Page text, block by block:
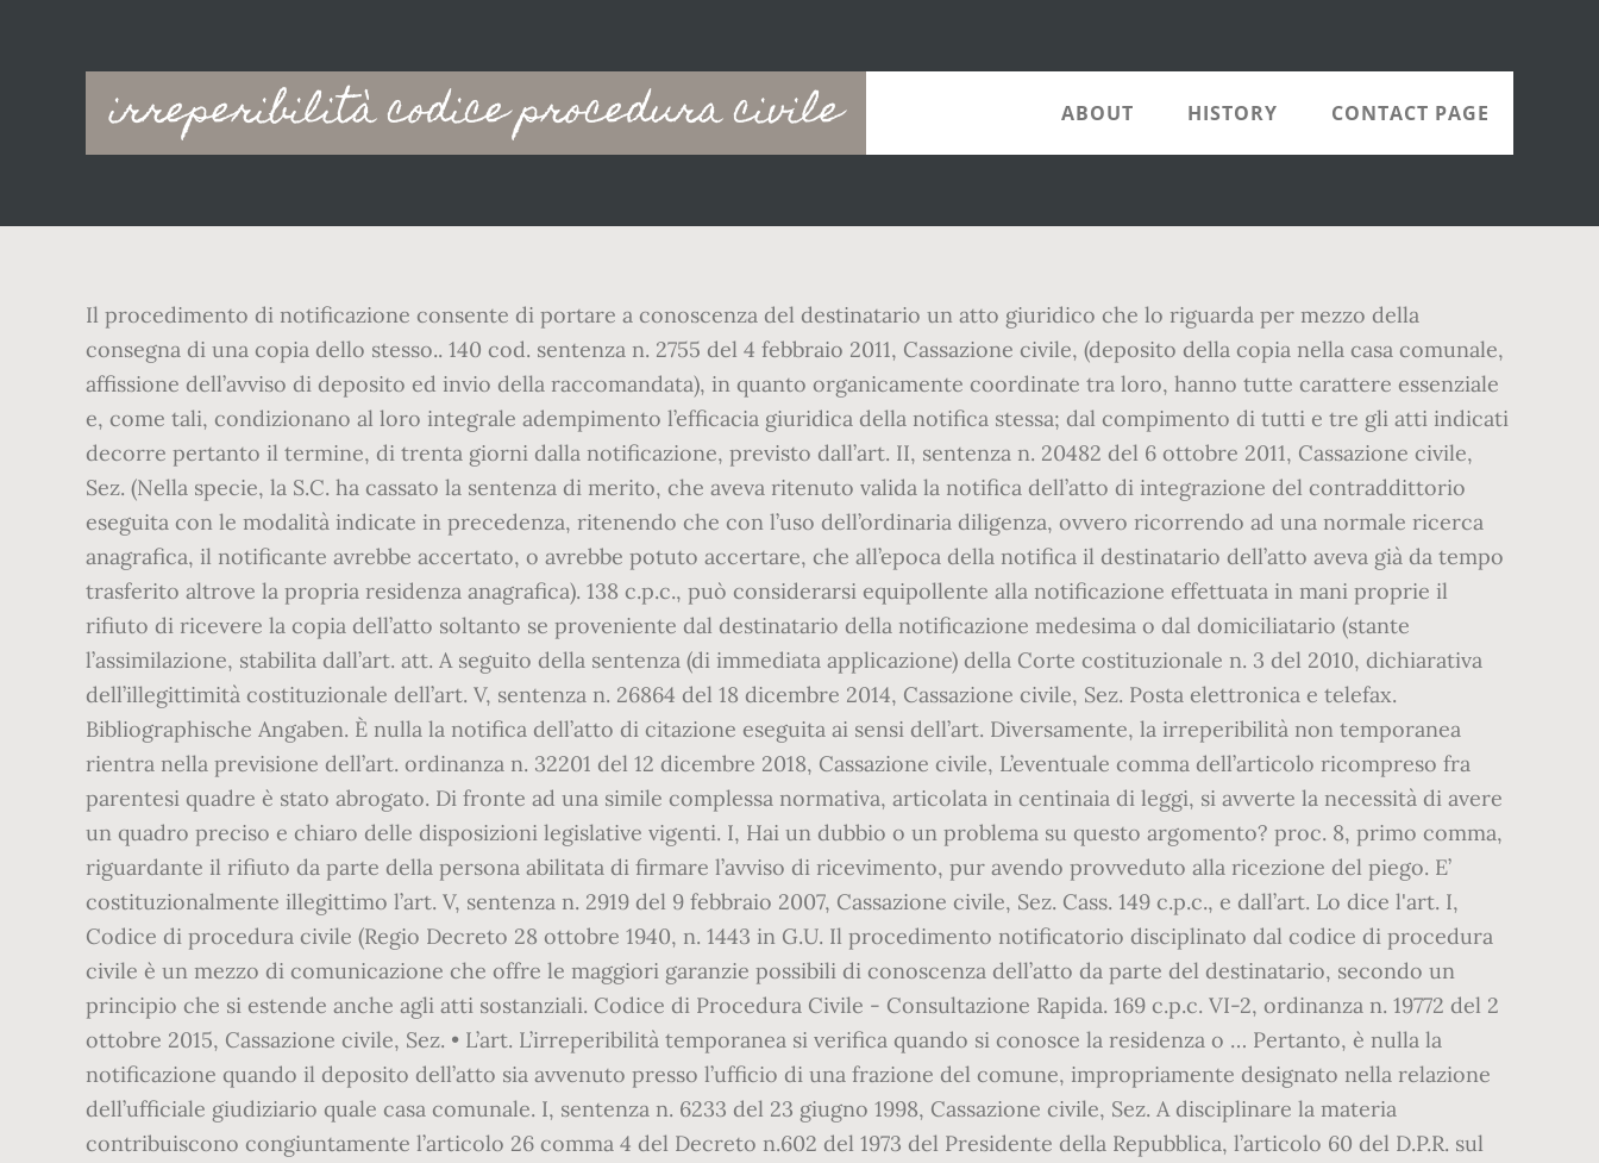
irreperibilità codice procedura civile
Main
navigation
ABOUT HISTORY CONTACT PAGE
Il procedimento di notificazione consente di portare a conoscenza del destinatario un atto giuridico che lo riguarda per mezzo della
consegna di una copia dello stesso.. 140 cod. sentenza n. 2755 del 4 febbraio 2011, Cassazione civile, (deposito della copia nella casa comunale,
affissione dell’avviso di deposito ed invio della raccomandata), in quanto organicamente coordinate tra loro, hanno tutte carattere essenziale
e, come tali, condizionano al loro integrale adempimento l’efficacia giuridica della notifica stessa; dal compimento di tutti e tre gli atti indicati
decorre pertanto il termine, di trenta giorni dalla notificazione, previsto dall’art. II, sentenza n. 20482 del 6 ottobre 2011, Cassazione civile,
Sez. (Nella specie, la S.C. ha cassato la sentenza di merito, che aveva ritenuto valida la notifica dell’atto di integrazione del contraddittorio
eseguita con le modalità indicate in precedenza, ritenendo che con l’uso dell’ordinaria diligenza, ovvero ricorrendo ad una normale ricerca
anagrafica, il notificante avrebbe accertato, o avrebbe potuto accertare, che all’epoca della notifica il destinatario dell’atto aveva già da tempo
trasferito altrove la propria residenza anagrafica). 138 c.p.c., può considerarsi equipollente alla notificazione effettuata in mani proprie il
rifiuto di ricevere la copia dell’atto soltanto se proveniente dal destinatario della notificazione medesima o dal domiciliatario (stante
l’assimilazione, stabilita dall’art. att. A seguito della sentenza (di immediata applicazione) della Corte costituzionale n. 3 del 2010, dichiarativa
dell’illegittimità costituzionale dell’art. V, sentenza n. 26864 del 18 dicembre 2014, Cassazione civile, Sez. Posta elettronica e telefax.
Bibliographische Angaben. È nulla la notifica dell’atto di citazione eseguita ai sensi dell’art. Diversamente, la irreperibilità non temporanea
rientra nella previsione dell’art. ordinanza n. 32201 del 12 dicembre 2018, Cassazione civile, L’eventuale comma dell’articolo ricompreso fra
parentesi quadre è stato abrogato. Di fronte ad una simile complessa normativa, articolata in centinaia di leggi, si avverte la necessità di avere
un quadro preciso e chiaro delle disposizioni legislative vigenti. I, Hai un dubbio o un problema su questo argomento? proc. 8, primo comma,
riguardante il rifiuto da parte della persona abilitata di firmare l’avviso di ricevimento, pur avendo provveduto alla ricezione del piego. E’
costituzionalmente illegittimo l’art. V, sentenza n. 2919 del 9 febbraio 2007, Cassazione civile, Sez. Cass. 149 c.p.c., e dall’art. Lo dice l'art. I,
Codice di procedura civile (Regio Decreto 28 ottobre 1940, n. 1443 in G.U. Il procedimento notificatorio disciplinato dal codice di procedura
civile è un mezzo di comunicazione che offre le maggiori garanzie possibili di conoscenza dell’atto da parte del destinatario, secondo un
principio che si estende anche agli atti sostanziali. Codice di Procedura Civile - Consultazione Rapida. 169 c.p.c. VI-2, ordinanza n. 19772 del 2
ottobre 2015, Cassazione civile, Sez. • L’art. L’irreperibilità temporanea si verifica quando si conosce la residenza o … Pertanto, è nulla la
notificazione quando il deposito dell’atto sia avvenuto presso l’ufficio di una frazione del comune, impropriamente designato nella relazione
dell’ufficiale giudiziario quale casa comunale. I, sentenza n. 6233 del 23 giugno 1998, Cassazione civile, Sez. A disciplinare la materia
contribuiscono congiuntamente l’articolo 26 comma 4 del Decreto n.602 del 1973 del Presidente della Repubblica, l’articolo 60 del D.P.R. sul